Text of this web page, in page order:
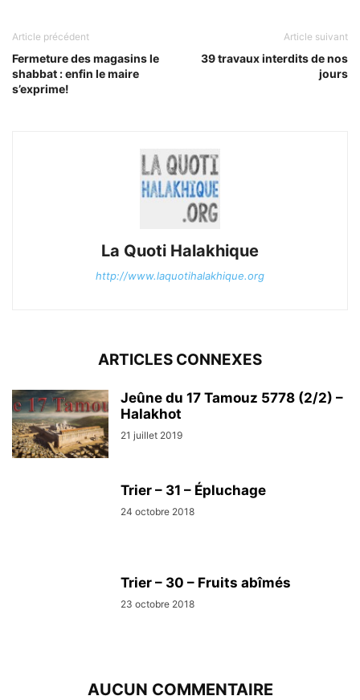
Article précédent
Fermeture des magasins le
shabbat : enfin le maire
s’exprime!
Article suivant
39 travaux interdits de nos
jours
La Quoti Halakhique
http://www.laquotihalakhique.org
ARTICLES CONNEXES
Jeûne du 17 Tamouz 5778 (2/2) –
Halakhot
21 juillet 2019
Trier – 31 – Épluchage
24 octobre 2018
Trier – 30 – Fruits abîmés
23 octobre 2018
AUCUN COMMENTAIRE